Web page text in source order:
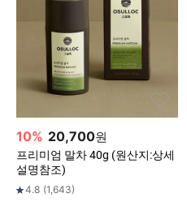
10% 20,700원
프리미엄 말차 40g (원산지:상세
설명참조)
4.8 (1,643)